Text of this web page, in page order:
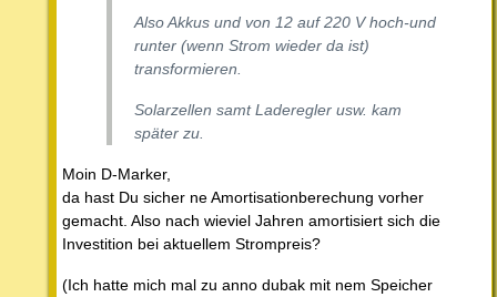
Also Akkus und von 12 auf 220 V hoch-und
runter (wenn Strom wieder da ist)
transformieren.
Solarzellen samt Laderegler usw. kam
später zu.
Moin D-Marker,
da hast Du sicher ne Amortisationberechung vorher
gemacht. Also nach wieviel Jahren amortisiert sich die
Investition bei aktuellem Strompreis?
(Ich hatte mich mal zu anno dubak mit nem Speicher